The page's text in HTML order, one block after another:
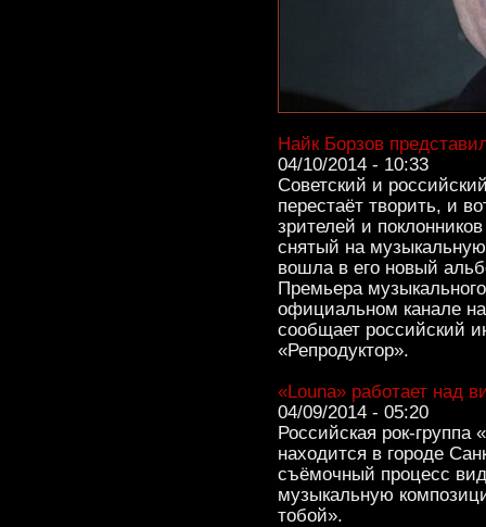
Найк Борзов
04/10/2014 - 10:33
Советский и
перестаёт творить, и
зрителей и
снятый на
вошла в его новый
Премьера
официальном канале
сообщает российский
«Репродуктор».
«Louna» работает над
04/09/2014 - 05:20
Российская рок-
находится в городе
съёмочный процесс
музыкальную
тобой».